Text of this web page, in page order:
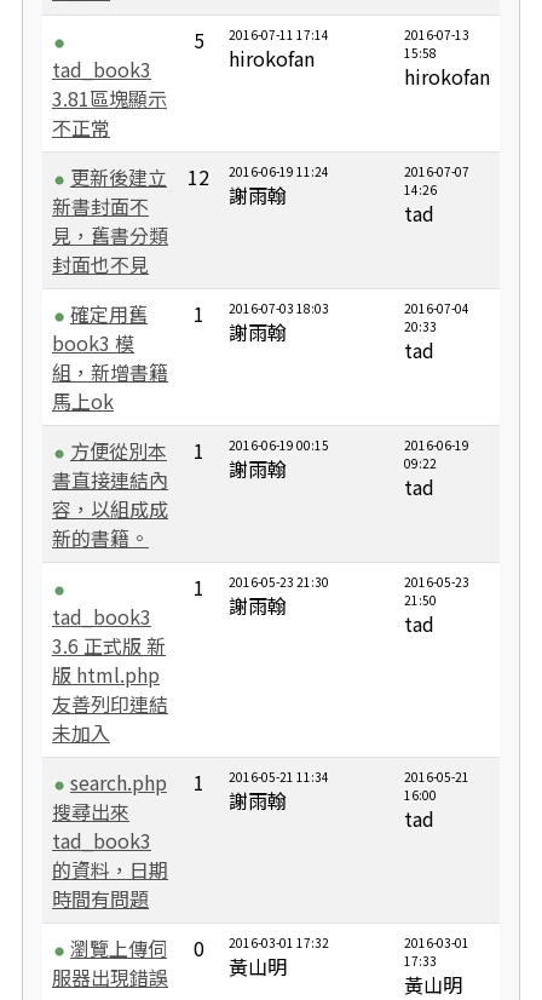
tad_book3
3.81區塊顯示
不正常
5 2016-07-11 17:14
hirokofan
2016-07-13
15:58
hirokofan
更新後建立
新書封面不
見，舊書分類
封面也不見
12 2016-06-19 11:24
謝雨翰
2016-07-07
14:26
tad
確定用舊
book3 模
組，新增書籍
馬上ok
1 2016-07-03 18:03
謝雨翰
2016-07-04
20:33
tad
方便從別本
書直接連結內
容，以組成成
新的書籍。
1 2016-06-19 00:15
謝雨翰
2016-06-19
09:22
tad
tad_book3
3.6 正式版 新
版 html.php
友善列印連結
未加入
1 2016-05-23 21:30
謝雨翰
2016-05-23
21:50
tad
search.php
搜尋出來
tad_book3
的資料，日期
時間有問題
1 2016-05-21 11:34
謝雨翰
2016-05-21
16:00
tad
瀏覽上傳伺
服器出現錯誤
0 2016-03-01 17:32
黃山明
2016-03-01
17:33
黃山明